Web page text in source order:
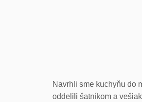
Navrhli sme kuchyňu do
oddelili šatníkom a